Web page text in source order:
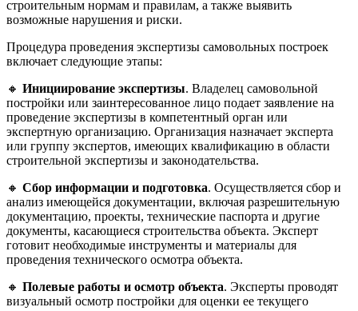
строительным нормам и правилам, а также выявить
возможные нарушения и риски.
Процедура проведения экспертизы самовольных построек
включает следующие этапы:
🔸 Инициирование экспертизы. Владелец самовольной
постройки или заинтересованное лицо подает заявление на
проведение экспертизы в компетентный орган или
экспертную организацию. Организация назначает эксперта
или группу экспертов, имеющих квалификацию в области
строительной экспертизы и законодательства.
🔸 Сбор информации и подготовка. Осуществляется сбор и
анализ имеющейся документации, включая разрешительную
документацию, проекты, технические паспорта и другие
документы, касающиеся строительства объекта. Эксперт
готовит необходимые инструменты и материалы для
проведения технического осмотра объекта.
🔸 Полевые работы и осмотр объекта. Эксперты проводят
визуальный осмотр постройки для оценки ее текущего